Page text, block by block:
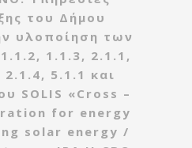
του Δήμου
υλοποίηση των
1.1.3, 2.1.1,
5.1.1 και
SOLIS «Cross –
for energy
solar energy /